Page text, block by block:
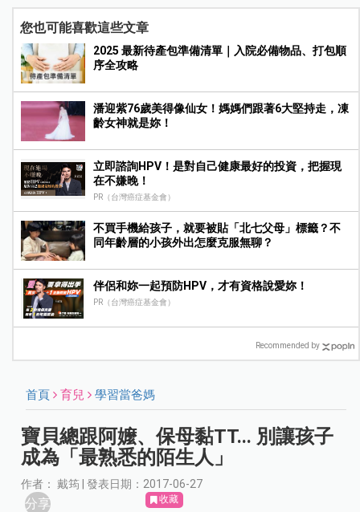
您也可能喜歡這些文章
2025 最新待產包準備清單｜入院必備物品、打包順
序全攻略
潘迎紫76歲美得像仙女！媽媽們跟著6大堅持走，凍
齡女神就是妳！
立即諮詢HPV！是對自己健康最好的投資，把握現
在不嫌晚！
PR（台灣癌症基金會）
不買手機給孩子，就要被貼「北七父母」標籤？不
同年齡層的小孩外出怎麼克服無聊？
伴侶和妳一起預防HPV，才有資格說愛妳！
PR（台灣癌症基金會）
Recommended by
首頁 育兒 學習當爸媽
寶貝總跟阿嬤、保母黏TT... 別讓孩子
成為「最熟悉的陌生人」
作者： 戴筠 | 發表日期：2017-06-27
分享 收藏